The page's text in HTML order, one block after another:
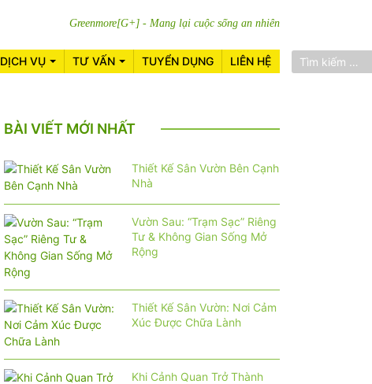
Greenmore[G+] - Mang lại cuộc sống an nhiên
DỊCH VỤ TƯ VẤN TUYỂN DỤNG LIÊN HỆ
BÀI VIẾT MỚI NHẤT
Thiết Kế Sân Vườn Bên Cạnh
Nhà
Vườn Sau: “Trạm Sạc” Riêng
Tư & Không Gian Sống Mở
Rộng
Thiết Kế Sân Vườn: Nơi Cảm
Xúc Được Chữa Lành
Khi Cảnh Quan Trở Thành